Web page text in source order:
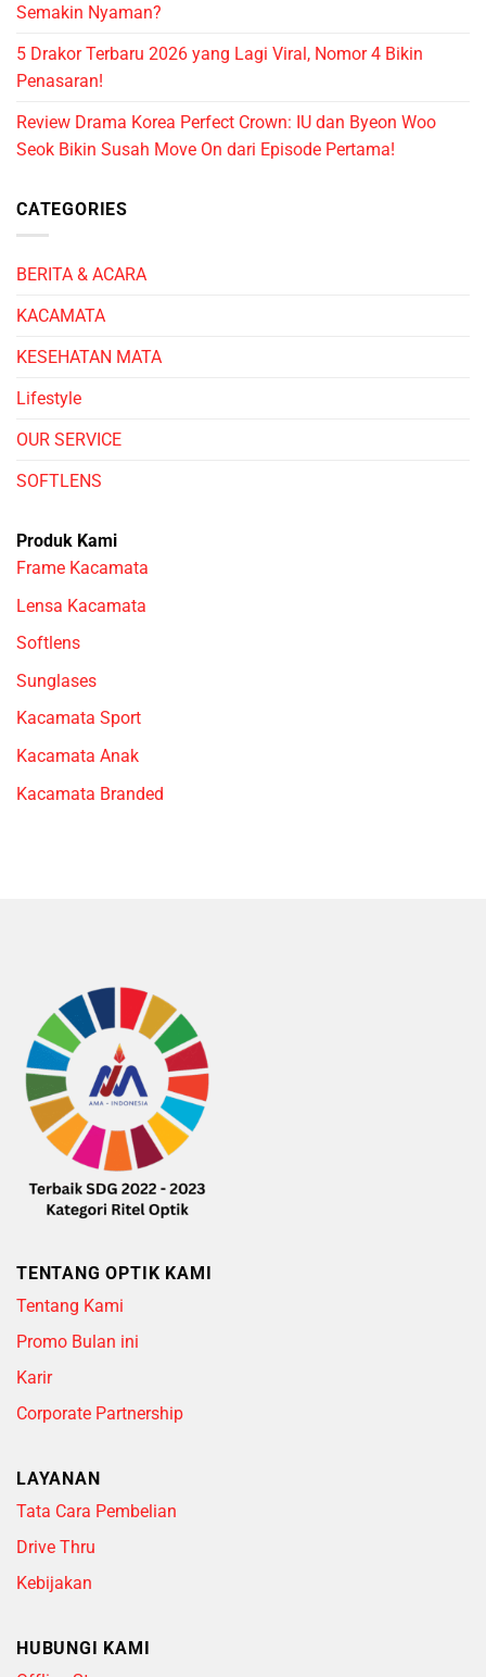
Semakin Nyaman?
5 Drakor Terbaru 2026 yang Lagi Viral, Nomor 4 Bikin
Penasaran!
Review Drama Korea Perfect Crown: IU dan Byeon Woo
Seok Bikin Susah Move On dari Episode Pertama!
CATEGORIES
BERITA & ACARA
KACAMATA
KESEHATAN MATA
Lifestyle
OUR SERVICE
SOFTLENS
Produk Kami
Frame Kacamata
Lensa Kacamata
Softlens
Sunglases
Kacamata Sport
Kacamata Anak
Kacamata Branded
TENTANG OPTIK KAMI
Tentang Kami
Promo Bulan ini
Karir
Corporate Partnership
LAYANAN
Tata Cara Pembelian
Drive Thru
Kebijakan
HUBUNGI KAMI